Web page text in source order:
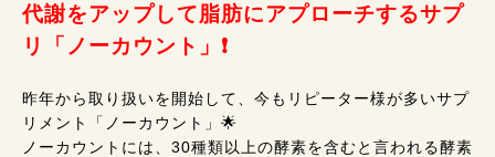
代謝をアップして脂肪にアプローチするサプ
リ「ノーカウント」❗
昨年から取り扱いを開始して、今もリピーター様が多いサプ
リメント「ノーカウント」🌟
ノーカウントには、30種類以上の酵素を含むと言われる酵素